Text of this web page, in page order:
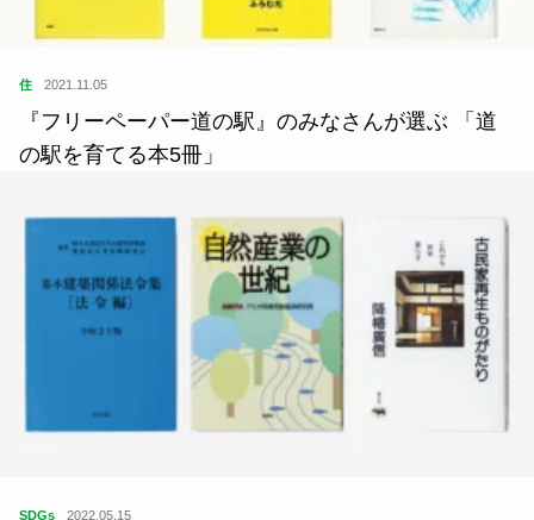
住 2021.11.05
『フリーペーパー道の駅』のみなさんが選ぶ 「道
の駅を育てる本5冊」
SDGs 2022.05.15